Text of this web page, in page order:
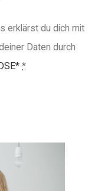
erklärst du dich mit
Daten durch
*